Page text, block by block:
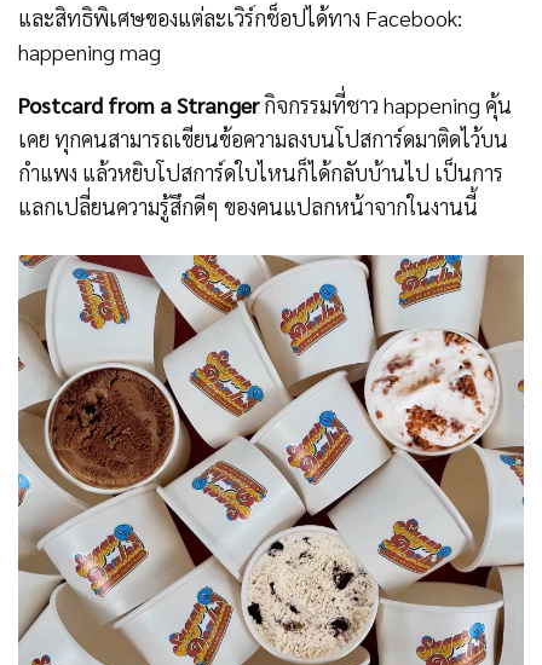
และสิทธิพิเศษของแต่ละเวิร์กช็อปได้ทาง Facebook:
happening mag
Postcard from a Strangerกิจกรรมที่ชาว happening คุ้น
เคย ทุกคนสามารถเขียนข้อความลงบนโปสการ์ดมาติดไว้บน
กำแพง แล้วหยิบโปสการ์ดใบไหนก็ได้กลับบ้านไป เป็นการ
แลกเปลี่ยนความรู้สึกดีๆ ของคนแปลกหน้าจากในงานนี้